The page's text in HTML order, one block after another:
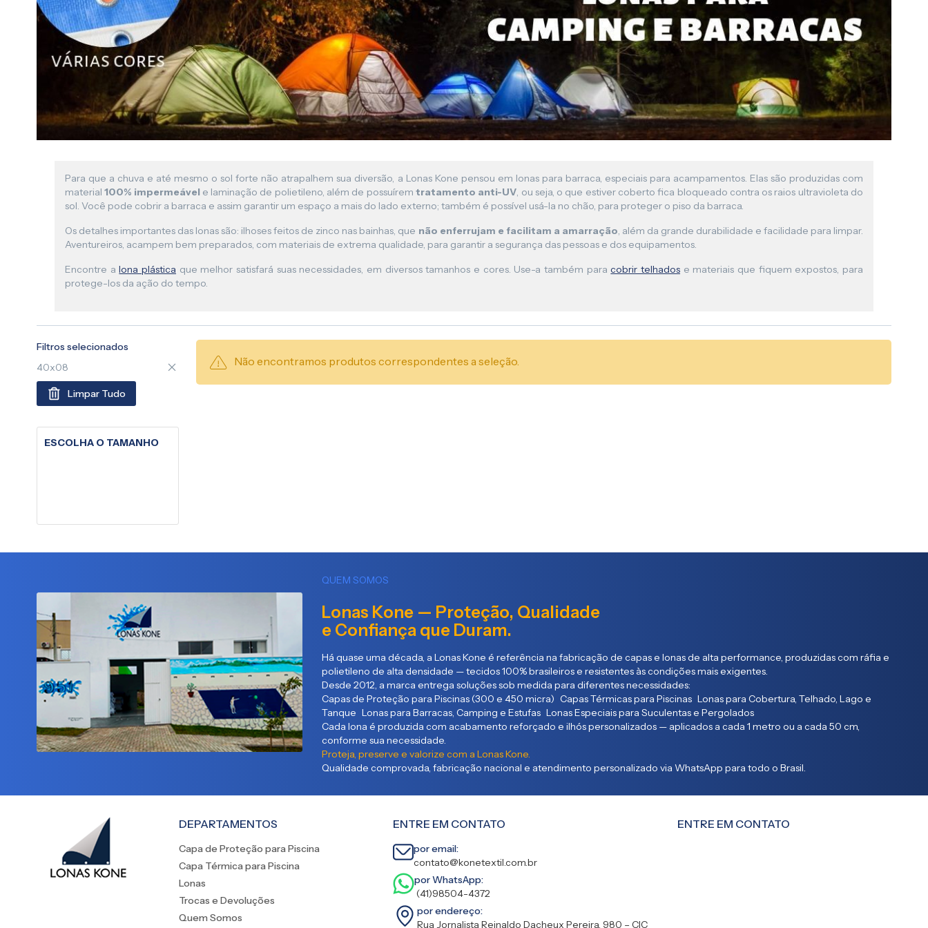
Lona para Pergolado
Para que a chuva e até mesmo o sol forte não atrapalhem sua diversão, a Lonas Kone pensou em lonas para barraca, especiais para acampamentos. Elas são produzidas com
material100% impermeável e laminação de polietileno, além de possuírem tratamento anti-UV, ou seja, o que estiver coberto fica bloqueado contra os raios ultravioleta do
sol. Você pode cobrir a barraca e assim garantir um espaço a mais do lado externo; também é possível usá-la no chão, para proteger o piso da barraca.
Os detalhes importantes das lonas são: ilhoses feitos de zinco nas bainhas, que não enferrujam e facilitam a amarração, além da grande durabilidade e facilidade para limpar.
Aventureiros, acampem bem preparados, com materiais de extrema qualidade, para garantir a segurança das pessoas e dos equipamentos.
Encontre alona plástica que melhor satisfará suas necessidades, em diversos tamanhos e cores. Use-a também paracobrir telhados e materiais que fiquem expostos, para
protege-los da ação do tempo.
Não encontramos produtos correspondentes a seleção.
Filtros selecionados
40x08
Limpar Tudo
ESCOLHA O TAMANHO
QUEM SOMOS
Lonas Kone — Proteção, Qualidade
e Confiança que Duram.
Há quase uma década, a Lonas Kone é referência na fabricação de capas e lonas de alta performance, produzidas com ráfia e
polietileno de alta densidade — tecidos 100% brasileiros e resistentes às condições mais exigentes.
Desde 2012, a marca entrega soluções sob medida para diferentes necessidades:
Capas de Proteção para Piscinas (300 e 450 micra) Capas Térmicas para Piscinas Lonas para Cobertura, Telhado, Lago e
Tanque Lonas para Barracas, Camping e Estufas Lonas Especiais para Suculentas e Pergolados
Cada lona é produzida com acabamento reforçado e ilhós personalizados — aplicados a cada 1 metro ou a cada 50 cm,
conforme sua necessidade.
Proteja, preserve e valorize com a Lonas Kone.
Qualidade comprovada, fabricação nacional e atendimento personalizado via WhatsApp para todo o Brasil.
DEPARTAMENTOS
Capa de Proteção para Piscina
Capa Térmica para Piscina
Lonas
Trocas e Devoluções
Quem Somos
ENTRE EM CONTATO
por email:
contato@konetextil.com.br
por WhatsApp:
(41)98504-4372
por endereço:
Rua Jornalista Reinaldo Dacheux Pereira, 980 – CIC
ENTRE EM CONTATO